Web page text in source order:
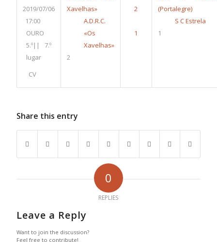
2019/07/06
17:00
OURO
5.º|| 7.º
lugar
CV
A.D.R.C.
«Os
Xavelhas»
2
S C Estrela
1
Share this entry
0
REPLIES
Leave a Reply
Want to join the discussion?
Feel free to contribute!